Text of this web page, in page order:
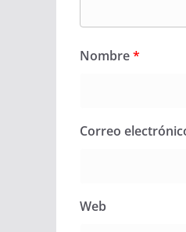
Nombre*
Correo
Web